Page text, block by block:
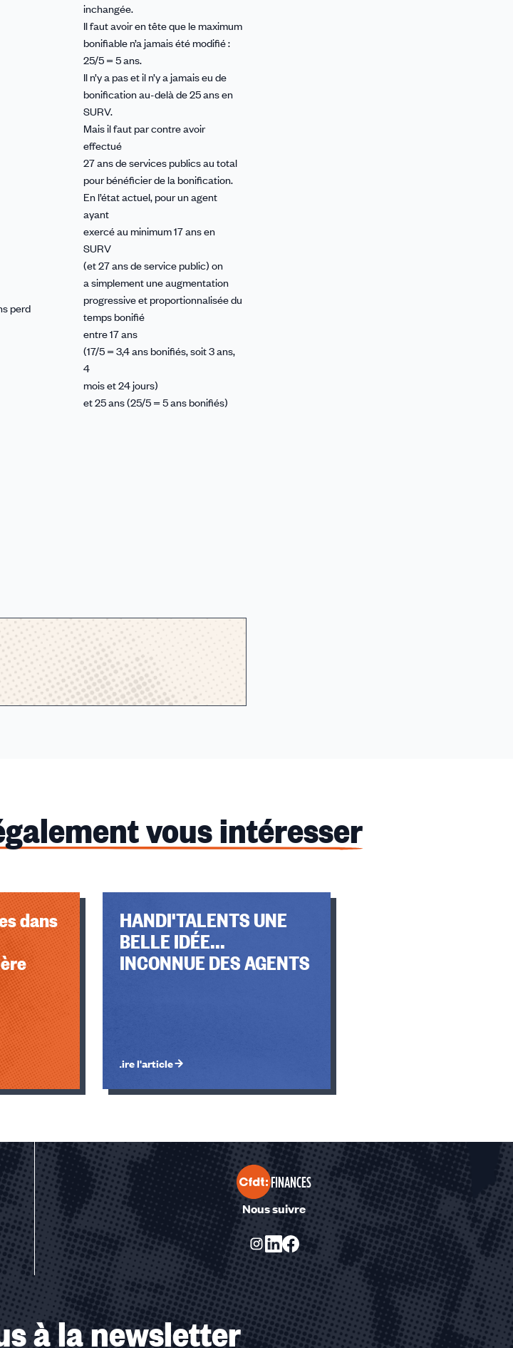
perd
inchangée.
Il faut avoir en tête que le maximum
bonifiable n’a jamais été modifié :
25/5 = 5 ans.
Il n’y a pas et il n’y a jamais eu de
bonification au-delà de 25 ans en
SURV.
Mais il faut par contre avoir
effectué
27 ans de services publics au total
pour bénéficier de la bonification.
En l’état actuel, pour un agent
ayant
exercé au minimum 17 ans en
SURV
(et 27 ans de service public) on
a simplement une augmentation
progressive et proportionnalisée du
temps bonifié
entre 17 ans
(17/5 = 3,4 ans bonifiés, soit 3 ans,
4
mois et 24 jours)
et 25 ans (25/5 = 5 ans bonifiés)
vous intéresser
dans
HANDI'TALENTS UNE
BELLE IDÉE...
INCONNUE DES AGENTS
Lire l'article
FINANCES
Nous suivre
à la newsletter